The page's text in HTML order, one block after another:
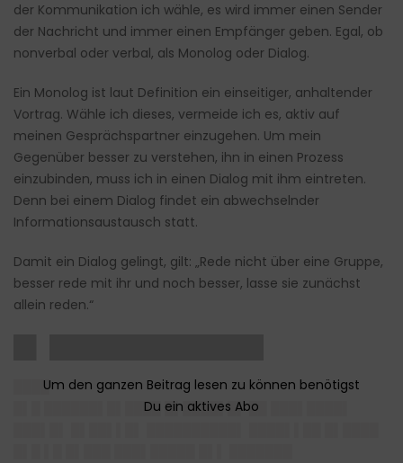
der Kommunikation ich wähle, es wird immer einen Sender
der Nachricht und immer einen Empfänger geben. Egal, ob
nonverbal oder verbal, als Monolog oder Dialog.
Ein Monolog ist laut Definition ein einseitiger, anhaltender
Vortrag. Wähle ich dieses, vermeide ich es, aktiv auf
meinen Gesprächspartner einzugehen. Um mein
Gegenüber besser zu verstehen, ihn in einen Prozess
einzubinden, muss ich in einen Dialog mit ihm eintreten.
Denn bei einem Dialog findet ein abwechselnder
Informationsaustausch statt.
Damit ein Dialog gelingt, gilt: „Rede nicht über eine Gruppe,
besser rede mit ihr und noch besser, lasse sie zunächst
allein reden.“
████
█▌█ ██████▌█▌████ █▌████▌█▌ ██ ███▌████▌